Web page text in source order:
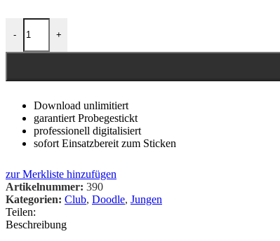
- +
Download unlimitiert
garantiert Probegestickt
professionell digitalisiert
sofort Einsatzbereit zum Sticken
zur Merkliste hinzufügen
Artikelnummer: 390
Kategorien: Club, Doodle, Jungen
Teilen:
Beschreibung